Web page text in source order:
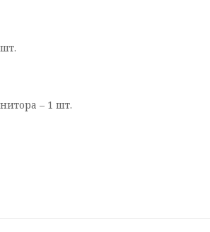
– 1 шт.